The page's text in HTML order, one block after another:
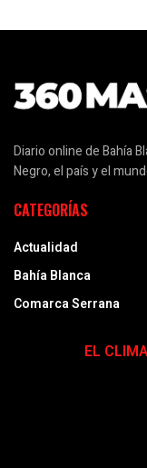
Diario online de Bahía
Negro, el país y el
CATEGORÍAS
Actualidad
Bahía Blanca
Comarca Serrana
EL